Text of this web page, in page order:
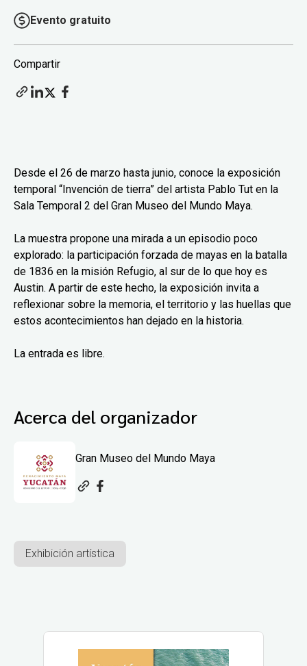
Evento gratuito
Compartir
Desde el 26 de marzo hasta junio, conoce la exposición
temporal “Invención de tierra” del artista Pablo Tut en la
Sala Temporal 2 del Gran Museo del Mundo Maya.
La muestra propone una mirada a un episodio poco
explorado: la participación forzada de mayas en la batalla
de 1836 en la misión Refugio, al sur de lo que hoy es
Austin. A partir de este hecho, la exposición invita a
reflexionar sobre la memoria, el territorio y las huellas que
estos acontecimientos han dejado en la historia.
La entrada es libre.
Acerca del organizador
Gran Museo del Mundo Maya
Exhibición artística